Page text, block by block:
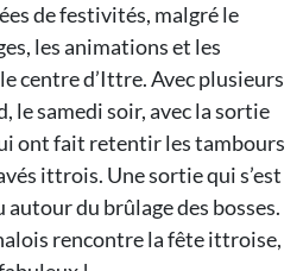
de festivités, malgré le
les animations et les
centre d’Ittre. Avec plusieurs
le samedi soir, avec la sortie
ont fait retentir les tambours
ittrois. Une sortie qui s’est
autour du brûlage des bosses.
rencontre la fête ittroise,